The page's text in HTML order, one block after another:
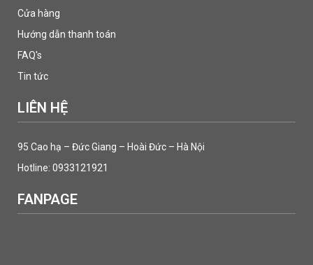
Cửa hàng
Hướng dẫn thanh toán
FAQ's
Tin tức
LIÊN HỆ
95 Cao hạ – Đức Giang – Hoài Đức – Hà Nội
Hotline: 0933121921
FANPAGE